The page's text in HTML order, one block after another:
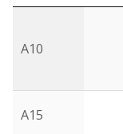
A10
A15